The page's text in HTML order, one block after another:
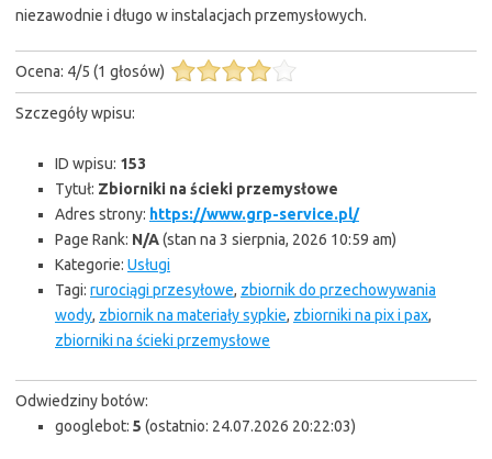
niezawodnie i długo w instalacjach przemysłowych.
Ocena: 4/5 (1 głosów)
Szczegóły wpisu:
ID wpisu: 153
Tytuł: Zbiorniki na ścieki przemysłowe
Adres strony: https://www.grp-service.pl/
Page Rank: N/A(stan na 3 sierpnia, 2026 10:59 am)
Kategorie: Usługi
Tagi: rurociągi przesyłowe, zbiornik do przechowywania
wody, zbiornik na materiały sypkie, zbiorniki na pix i pax,
zbiorniki na ścieki przemysłowe
Odwiedziny botów:
googlebot: 5 (ostatnio: 24.07.2026 20:22:03)